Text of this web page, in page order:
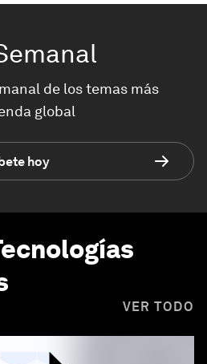
de los temas más
global
hoy
VER TODO